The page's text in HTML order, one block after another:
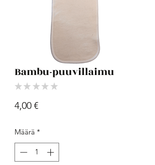
Bambu-puuvillaimu
★ ★ ★ ★ ★
4,00 €Hinta
Määrä *